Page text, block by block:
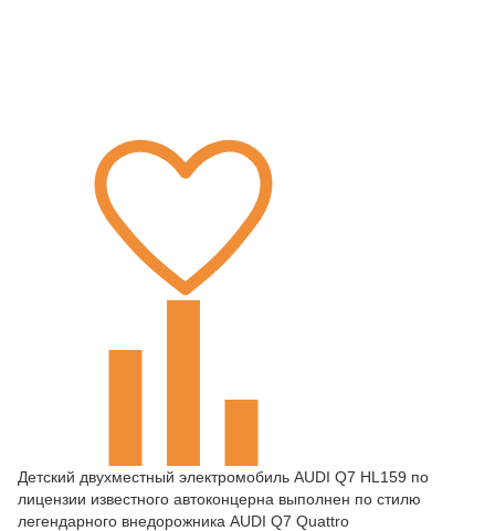
Детский двухместный электромобиль AUDI Q7 HL159 по
лицензии известного автоконцерна выполнен по стилю
легендарного внедорожника AUDI Q7 Quattro